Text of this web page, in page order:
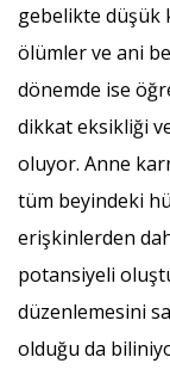
gebelikte düşük
ölümler ve ani
dönemde ise
dikkat eksikliği
oluyor. Anne
tüm beyindeki
erişkinlerden
potansiyeli
düzenlemesini
olduğu da